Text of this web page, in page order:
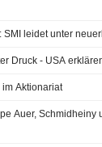
SMI leidet unter
Druck - USA
im Aktionariat
Auer, Schmidheiny